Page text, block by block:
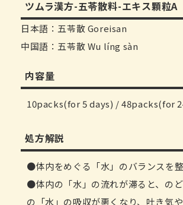
ツムラ漢方-五苓散料-エキス顆粒A
日本語：五苓散 Goreisan
中国語：五苓散 Wu líng sàn
内容量
10packs(for 5 days) / 48packs(for
処方解説
体内をめぐる「水」のバランスを
体内の「水」の流れが滞ると、の
の「水」の吸収が悪くなり、吐き気